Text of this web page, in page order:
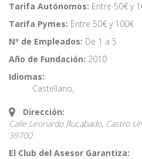
Tarifa Autónomos: Entre 50€ y
Tarifa Pymes: Entre 50€ y 100€
Nº de Empleados: De 1 a 5
Año de Fundación: 2010
Idiomas:
Castellano,
Dirección:
Calle Leonardo Rucabado, Castro
39700
El Club del Asesor Garantiza: